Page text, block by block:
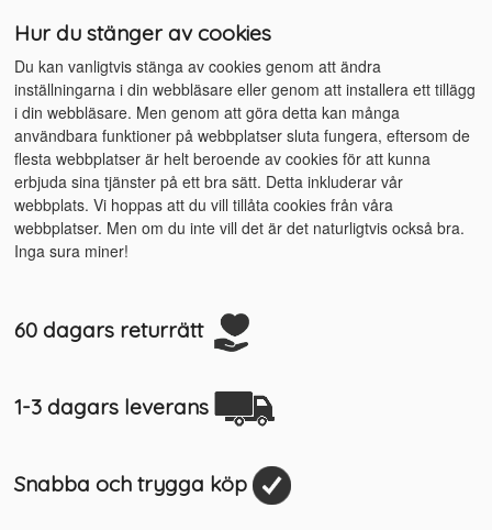
Hur du stänger av cookies
Du kan vanligtvis stänga av cookies genom att ändra
inställningarna i din webbläsare eller genom att installera ett tillägg
i din webbläsare. Men genom att göra detta kan många
användbara funktioner på webbplatser sluta fungera, eftersom de
flesta webbplatser är helt beroende av cookies för att kunna
erbjuda sina tjänster på ett bra sätt. Detta inkluderar vår
webbplats. Vi hoppas att du vill tillåta cookies från våra
webbplatser. Men om du inte vill det är det naturligtvis också bra.
Inga sura miner!
60 dagars returrätt
1-3 dagars leverans
Snabba och trygga köp